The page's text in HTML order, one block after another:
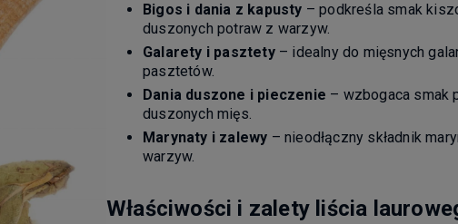
Bigos i dania z kapusty – podkreśla smak
duszonych potraw z warzyw.
Galarety i pasztety– idealny do mięsnych
pasztetów.
Dania duszone i pieczenie – wzbogaca smak
duszonych mięs.
Marynaty i zalewy – nieodłączny składnik
warzyw.
Właściwości i zalety liścia